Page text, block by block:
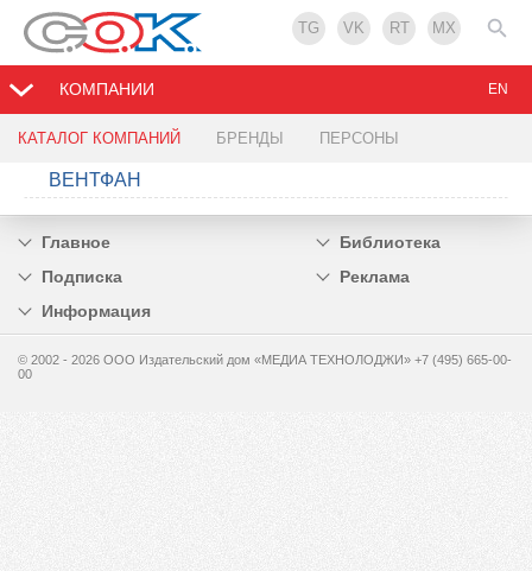
TG VK RT MX
КОМПАНИИ
КАТАЛОГ КОМПАНИЙ БРЕНДЫ ПЕРСОНЫ
EN
ВЕНТФАН
Главное
Библиотека
Подписка
Реклама
Информация
© 2002 - 2026 OOO Издательский дом «МЕДИА ТЕХНОЛОДЖИ» +7 (495) 665-00-
00